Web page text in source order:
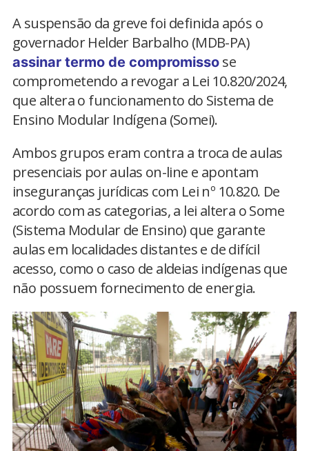
A suspensão da greve foi definida após o
governador Helder Barbalho (MDB-PA)
assinar termo de compromisso se
comprometendo a revogar a Lei 10.820/2024,
que altera o funcionamento do Sistema de
Ensino Modular Indígena (Somei).
Ambos grupos eram contra a troca de aulas
presenciais por aulas on-line e apontam
inseguranças jurídicas com Lei nº 10.820. De
acordo com as categorias, a lei altera o Some
(Sistema Modular de Ensino) que garante
aulas em localidades distantes e de difícil
acesso, como o caso de aldeias indígenas que
não possuem fornecimento de energia.